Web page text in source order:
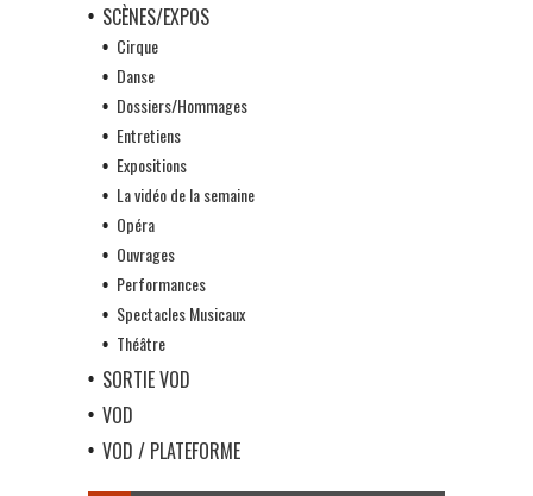
SCÈNES/EXPOS
Cirque
Danse
Dossiers/Hommages
Entretiens
Expositions
La vidéo de la semaine
Opéra
Ouvrages
Performances
Spectacles Musicaux
Théâtre
SORTIE VOD
VOD
VOD / PLATEFORME